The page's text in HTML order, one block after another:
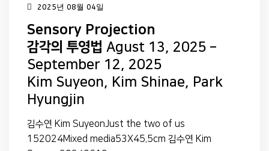
2025년 08월 04일
Sensory Projection
감각의 투영법 Agust 13, 2025 –
September 12, 2025
Kim Suyeon, Kim Shinae, Park
Hyungjin
김수연 Kim SuyeonJust the two of us
152024Mixed media53X45.5cm 김수연 Kim